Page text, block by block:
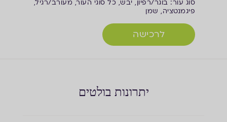
סוג עור: בוגר/רפיון, יבש, כל סוגי העור, מעורב/רגיל,
פיגמנטציה, שמן
לרכישה
יתרונות בולטים